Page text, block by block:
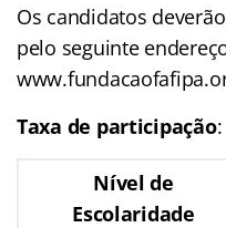
Os candidatos
pelo seguinte
Taxa de participação:
Nível de
Escolaridade